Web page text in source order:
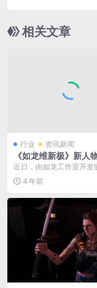
相关文章
行业 资讯新闻
《如龙维新极》新人
专精于谍报活动的山
近日，由如龙工作室开发
戏《人中之龙 维新! 极》
人物的介绍，本次...
4 年前